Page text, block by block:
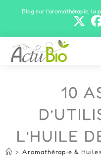
Blog sur l'aromathérapie, la
10
L’HUILE
> Aromathérapie &